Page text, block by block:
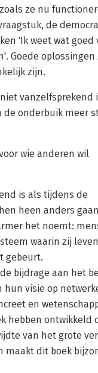
ze nu
de
'Ik weet wat goed
Goede
zijn.
vanzelfsprekend
de onderbuik meer
wie anderen wil
is als tijdens de
heen anders
het noemt:
waarin zij
gebeurt.
bijdrage aan het
visie op
en
hebben ontwikkeld
van het grote
maakt dit boek